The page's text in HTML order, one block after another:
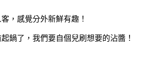
，感覺分外新鮮有趣！
鍋了，我們要自個兒刷想要的沾醬！